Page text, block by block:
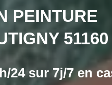
PEINTURE
51160
24 sur 7j/7 en